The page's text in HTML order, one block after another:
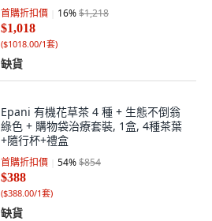
首購折扣價 16%$1,218
$1,018
($1018.00/1套)
缺貨
Epani 有機花草茶 4 種 + 生態不倒翁
綠色 + 購物袋治療套裝, 1盒, 4種茶葉
+隨行杯+禮盒
首購折扣價 54%$854
$388
($388.00/1套)
缺貨